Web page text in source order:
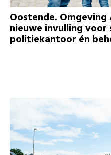
Oostende.
nieuwe invulling voor
politiekantoor én